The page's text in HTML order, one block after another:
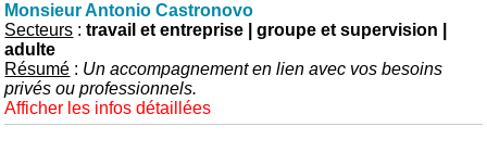
Monsieur Antonio Castronovo
Secteurs :travail et entreprise | groupe et supervision |
adulte
Résumé : Un accompagnement en lien avec vos besoins
privés ou professionnels.
Afficher les infos détaillées